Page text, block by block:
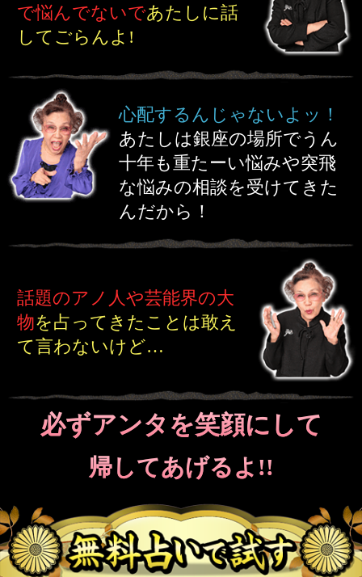
必ずアンタを笑顔にして
帰してあげるよ!!
百聞は一見にしかず
まずは無料で
姓名判断を試してごらん！！
あの人はあなたに嘘をついている?
鑑定を受けたお客様の声
出会いが無くて悩んでた私を
母は一喝！でも、こっそり運
命の人の名前 を教えてもらっ
ちゃった♪
まさかあの人が私のことを想